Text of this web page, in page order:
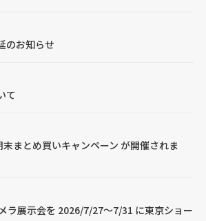
のお知らせ
て
まとめ買いキャンペーン が開催されま
ラ展示会を 2026/7/27～7/31 に東京ショー